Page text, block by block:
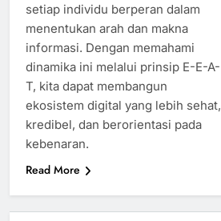
setiap individu berperan dalam
menentukan arah dan makna
informasi. Dengan memahami
dinamika ini melalui prinsip E-E-A-
T, kita dapat membangun
ekosistem digital yang lebih sehat,
kredibel, dan berorientasi pada
kebenaran.
Read More